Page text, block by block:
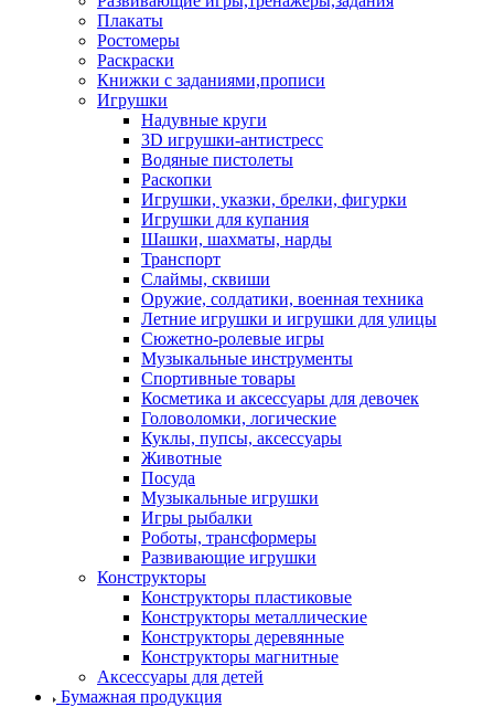
Плакаты
Ростомеры
Раскраски
Книжки с заданиями,прописи
Игрушки
Надувные круги
3D игрушки-антистресс
Водяные пистолеты
Раскопки
Игрушки, указки, брелки, фигурки
Игрушки для купания
Шашки, шахматы, нарды
Транспорт
Слаймы, сквиши
Оружие, солдатики, военная техника
Летние игрушки и игрушки для улицы
Сюжетно-ролевые игры
Музыкальные инструменты
Спортивные товары
Косметика и аксессуары для девочек
Головоломки, логические
Куклы, пупсы, аксессуары
Животные
Посуда
Музыкальные игрушки
Игры рыбалки
Роботы, трансформеры
Развивающие игрушки
Конструкторы
Конструкторы пластиковые
Конструкторы металлические
Конструкторы деревянные
Конструкторы магнитные
Аксессуары для детей
Бумажная продукция